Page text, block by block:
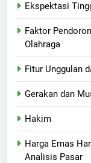
Ekspektasi
Faktor
Olahraga
Fitur Unggulan
Gerakan dan
Hakim
Harga Emas
Analisis Pasar